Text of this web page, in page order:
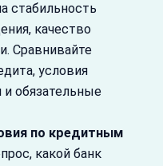
стабильность
качество
Сравнивайте
условия
и обязательные
по кредитным
какой банк